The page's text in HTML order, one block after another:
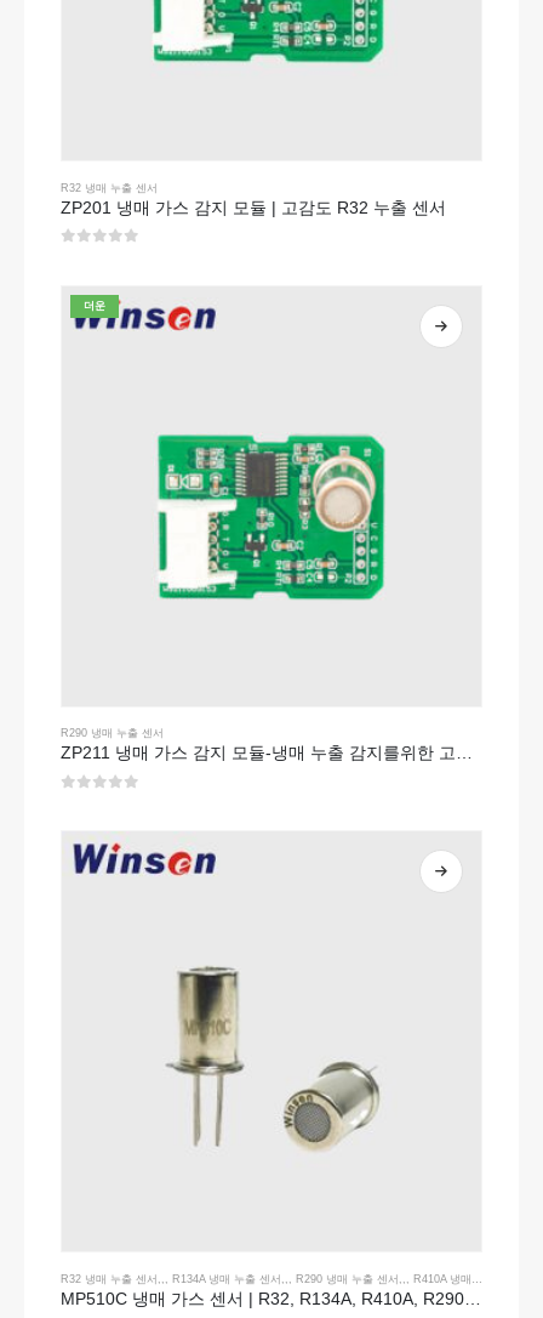
R32 냉매 누출 센서
ZP201 냉매 가스 감지 모듈 | 고감도 R32 누출 센서
더운
R290 냉매 누출 센서
ZP211 냉매 가스 감지 모듈-냉매 누출 감지를위한 고감도 센서
R32 냉매 누출 센서 ,,, R134A 냉매 누출 센서 ,,, R290 냉매 누출 센서 ,,, R410A 냉매 누출 센서
MP510C 냉매 가스 센서 | R32, R134A, R410A, R290에 대한 고감도 FREON 누출 검출